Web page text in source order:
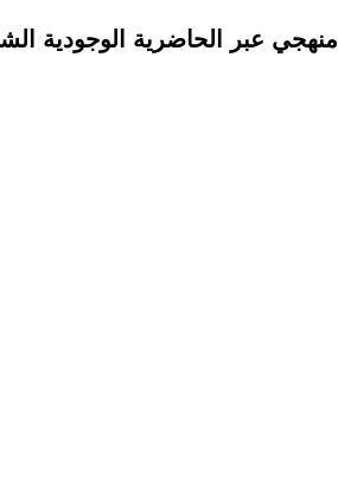
عبر الحاضرية الوجودية